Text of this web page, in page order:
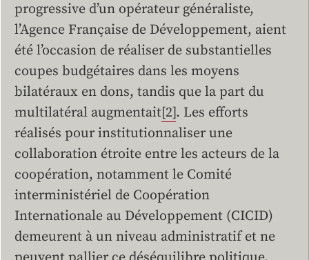
progressive d’un opérateur généraliste,
l’Agence Française de Développement, aient
été l’occasion de réaliser de substantielles
coupes budgétaires dans les moyens
bilatéraux en dons, tandis que la part du
multilatéral augmentait[2]. Les efforts
réalisés pour institutionnaliser une
collaboration étroite entre les acteurs de la
coopération, notamment le Comité
interministériel de Coopération
Internationale au Développement (CICID)
demeurent à un niveau administratif et ne